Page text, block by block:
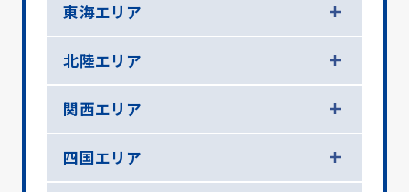
東海エリア
北陸エリア
関西エリア
四国エリア